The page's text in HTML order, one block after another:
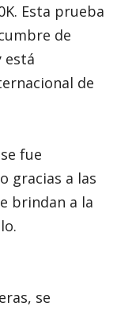
Esta prueba
de
está
de
fue
gracias a las
brindan a la
se